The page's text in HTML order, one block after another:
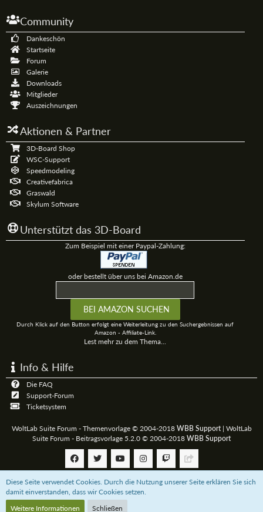
Community
Dankeschön
Startseite
Forum
Galerie
Downloads
Mitglieder
Auszeichnungen
Aktionen & Partner
3D-Board Shop
WSC-Support
Speedmodeling
Creativefabrica
Graswald
Skylum Software
Unterstützt das 3D-Board
Zum Beispiel mit einer Paypal-Zahlung:
oder bestellt über uns bei Amazon.de
Durch Klick auf den Button erfolgt eine Weiterleitung zu den Suchergebnissen auf
Amazon - Affiliate-Link.
Lest mehr zu dem Thema...
Info & Hilfe
Die FAQ
Support-Forum
Ticketsystem
WoltLab Suite Forum - Themenvorlage © 2004-2018 WBB Support| WoltLab
Suite Forum - Beitragsvorlage 5.2.0 © 2004-2018 WBB Support
Community-Software:WoltLab Suite™
Diese Seite verwendet Cookies. Durch die Nutzung unserer Seite erklären Sie sich
damit einverstanden, dass wir Cookies setzen.
Weitere Informationen
Schließen